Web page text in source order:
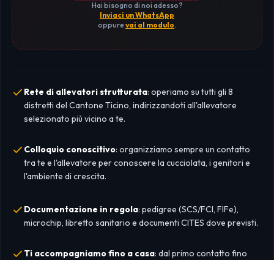
Hai bisogno di noi adesso?
Inviaci un WhatsApp
oppurevai al modulo.
Rete di allevatori strutturata: operiamo su tutti gli 8
distretti del Cantone Ticino, indirizzandoti all'allevatore
selezionato più vicino a te.
Colloquio conoscitivo: organizziamo sempre un contatto
tra te e l'allevatore per conoscere la cucciolata, i genitori e
l'ambiente di crescita.
Documentazione in regola: pedigree (SCS/FCI, FIFe),
microchip, libretto sanitario e documenti CITES dove previsti.
Ti accompagniamo fino a casa: dal primo contatto fino